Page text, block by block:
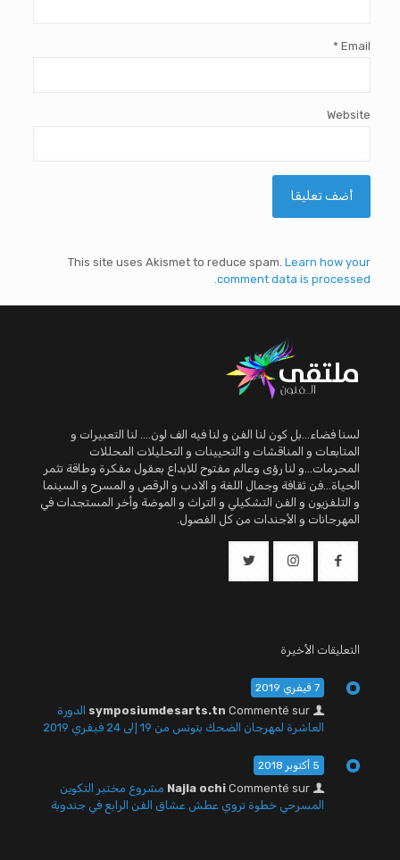
Email
*
Website
This site uses Akismet to reduce spam. Learn how your
comment data is processed.
لسنا فضاء...بل كون لنا الفن و لنا فيه الف لون.... لنا التعبيرات و
المتابعات و المناقشات و التحيينات و التحليلات المحللات
المحرمات...و لنا رؤى وعالم مفتوح للابداع بعقول مفكرة وطاقة تثمر
الحياة...فن ثقافة وجمال اللغة و الادب و الرقص و المسرح و السينما
و التلفزيون و الفن التشكيلي و التراث و الموضة وأخر المستجدات في
المهرجانات و الأجندات من كل الفصول.
التعليقات الأخيرة
7 فيفري 2019
symposiumdesarts.tn Commenté sur
الدورة
العاشرة لمهرجان الضحك بتونس من 19 إلى 24 فيفري 2019
5 أكتوبر 2018
Najla ochi Commenté sur
مشروع مختبر التكوين
المسرحي خطوة تروي عطش عشاق الفن الرابع في جندوبة